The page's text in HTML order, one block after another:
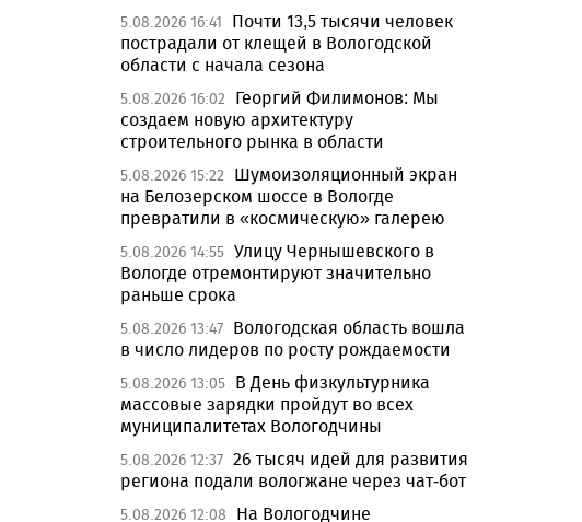
5.08.2026 16:41
Почти 13,5 тысячи человек
пострадали от клещей в Вологодской
области с начала сезона
5.08.2026 16:02
Георгий Филимонов: Мы
создаем новую архитектуру
строительного рынка в области
5.08.2026 15:22
Шумоизоляционный экран
на Белозерском шоссе в Вологде
превратили в «космическую» галерею
5.08.2026 14:55 Улицу Чернышевского в
Вологде отремонтируют значительно
раньше срока
5.08.2026 13:47 Вологодская область вошла
в число лидеров по росту рождаемости
5.08.2026 13:05 В День физкультурника
массовые зарядки пройдут во всех
муниципалитетах Вологодчины
5.08.2026 12:37 26 тысяч идей для развития
региона подали вологжане через чат-бот
5.08.2026 12:08
На Вологодчине